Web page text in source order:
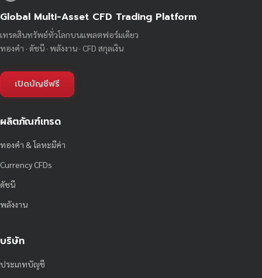
Global Multi-Asset CFD Trading Platform
เทรดสินทรัพย์ทั่วโลกบนแพลตฟอร์มเดียว
ทองคำ · ดัชนี · พลังงาน · CFD สกุลเงิน
เปิดบัญชีฟรี
ผลิตภัณฑ์เทรด
ทองคำ & โลหะมีค่า
Currency CFDs
ดัชนี
พลังงาน
บริษัท
ประเภทบัญชี